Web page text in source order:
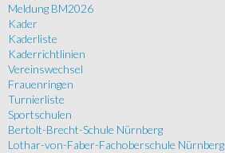
Meldung BM2026
Kader
Kaderliste
Kaderrichtlinien
Vereinswechsel
Frauenringen
Turnierliste
Sportschulen
Bertolt-Brecht-Schule Nürnberg
Lothar-von-Faber-Fachoberschule Nürnberg